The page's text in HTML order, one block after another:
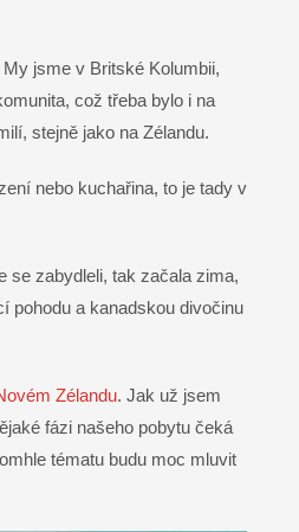
jsme v Britské Kolumbii,
což třeba bylo i na
stejně jako na Zélandu.
nebo kuchařina, to je tady v
se zabydleli, tak začala zima,
pohodu a kanadskou divočinu
Zélandu. Jak už jsem
fázi našeho pobytu čeká
tématu budu moc mluvit